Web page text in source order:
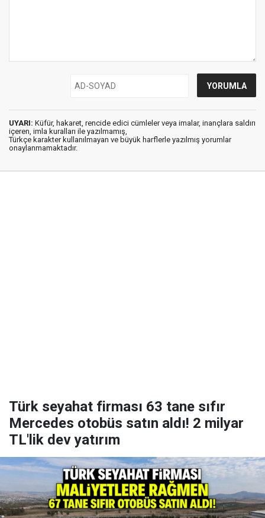
UYARI: Küfür, hakaret, rencide edici cümleler veya imalar, inançlara saldırı
içeren, imla kuralları ile yazılmamış,
Türkçe karakter kullanılmayan ve büyük harflerle yazılmış yorumlar
onaylanmamaktadır.
Türk seyahat firması 63 tane sıfır
Mercedes otobüs satın aldı! 2 milyar
TL'lik dev yatırım